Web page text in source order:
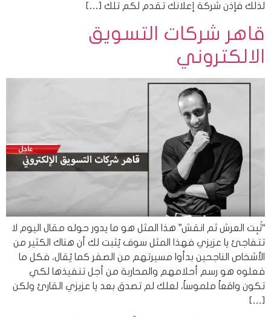
لذلك فإذن شركة إعلانك تقدم لكم تلك […]
قاهر شركات التسويق
الالكتروني
“ثَبِت العرش ثم انقش” هذا المثل هو ما يدور حوله مقال اليوم لا
تتفاجئ يا عزيزي فهذا المثل سوف يُثبت لك أن هناك الكثير من
الأشخاص الناجحين بدأوا مسيرتهم من الصفر كما يُقال، فكل ما
فعلوه هو رسم أحلامهم والمحاربة من أجل تنفيذها لكي
تكون واقعاً ملموساً، لعلك لم تصدق بعد يا عزيزي القارئ ولكن
[…]